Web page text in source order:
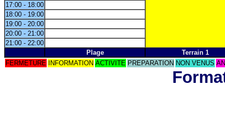
17:00 - 18:00
18:00 - 19:00
19:00 - 20:00
20:00 - 21:00
21:00 - 22:00
Plage
Terrain 1
FERMETURE
INFORMATION ACTIVITE PREPARATION NON VENUS